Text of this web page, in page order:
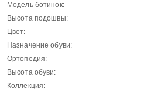
Модель ботинок:
Высота подошвы:
Цвет:
Назначение обуви:
Ортопедия:
Высота обуви:
Коллекция: